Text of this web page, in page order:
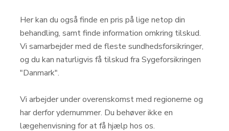
Her kan du også finde en pris på lige netop din
behandling, samt finde information omkring tilskud.
Vi samarbejder med de fleste sundhedsforsikringer,
og du kan naturligvis få tilskud fra Sygeforsikringen
"Danmark".
Vi arbejder under overenskomst med regionerne og
har derfor ydernummer. Du behøver ikke en
lægehenvisning for at få hjælp hos os.